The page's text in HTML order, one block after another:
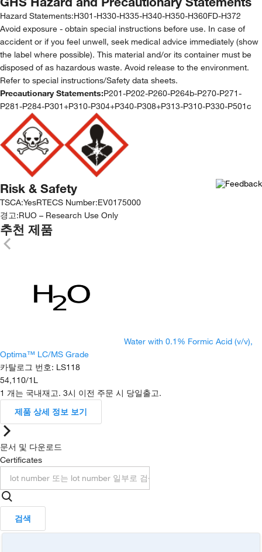
Hazard Statements:H301-H330-H335-H340-H350-H360FD-H372
Avoid exposure - obtain special instructions before use. In case of
accident or if you feel unwell, seek medical advice immediately (show
the label where possible). This material and/or its container must be
disposed of as hazardous waste. Avoid release to the environment.
Refer to special instructions/Safety data sheets.
Precautionary Statements:P201-P202-P260-P264b-P270-P271-
P281-P284-P301+P310-P304+P340-P308+P313-P310-P330-P501c
Risk & Safety
TSCA:YesRTECS Number:EV0175000
경고:RUO – Research Use Only
추천 제품
Water with 0.1% Formic Acid (v/v),
Optima™ LC/MS Grade
카탈로그 번호: LS118
54,110/1L
1 개는 국내재고. 3시 이전 주문 시 당일출고.
제품 상세 정보 보기
문서 및 다운로드
Certificates
검색